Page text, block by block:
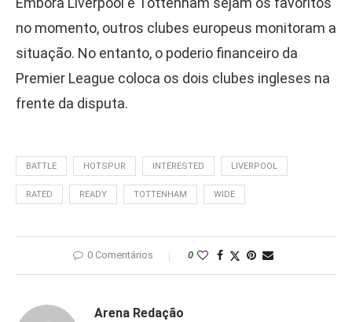
no momento, outros clubes europeus monitoram a
situação. No entanto, o poderio financeiro da
Premier League coloca os dois clubes ingleses na
frente da disputa.
BATTLE HOTSPUR INTERESTED LIVERPOOL
RATED READY TOTTENHAM WIDE
0 Comentários 0
Arena Redação